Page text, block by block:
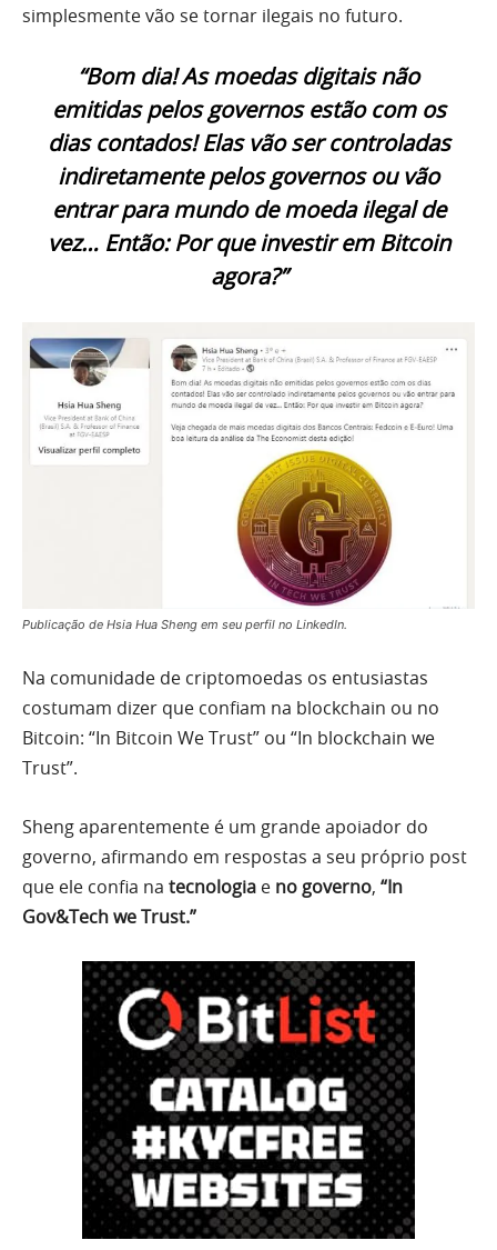
simplesmente vão se tornar ilegais no futuro.
“Bom dia! As moedas digitais não
emitidas pelos governos estão com os
dias contados! Elas vão ser controladas
indiretamente pelos governos ou vão
entrar para mundo de moeda ilegal de
vez…Então: Por que investir em Bitcoin
agora?”
Publicação de Hsia Hua Sheng em seu perfil no LinkedIn.
Na comunidade de criptomoedas os entusiastas
costumam dizer que confiam na blockchain ou no
Bitcoin: “In Bitcoin We Trust” ou “In blockchain we
Trust”.
Sheng aparentemente é um grande apoiador do
governo, afirmando em respostas a seu próprio post
que ele confia na tecnologia e no governo, “In
Gov&Tech we Trust.”